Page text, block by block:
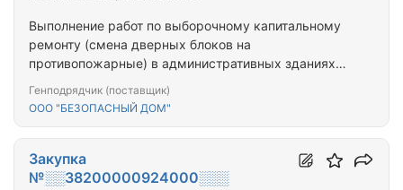
Выполнение работ по выборочному капитальному
ремонту (смена дверных блоков на
противопожарные) в административных зданиях
Генподрядчик (поставщик)
ООО "БЕЗОПАСНЫЙ ДОМ"
Закупка
№░░38200000924000░░░